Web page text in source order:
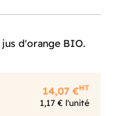
d'orange BIO.
14,07 €HT
1,17 € l'unité